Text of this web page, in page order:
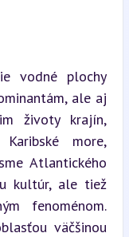
vodné plochy
ale aj
životy krajín,
more,
Atlantického
kultúr, ale tiež
fenoménom.
väčšinou